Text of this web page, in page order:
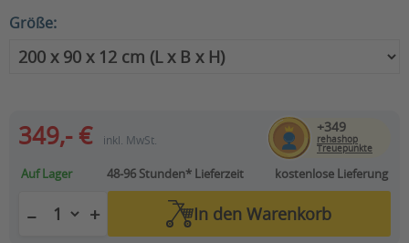
Größe:
349,- € inkl. MwSt.
+349
rehashop
Treuepunkte
Auf Lager 48-96 Stunden*Lieferzeit kostenlose Lieferung
− + In den Warenkorb